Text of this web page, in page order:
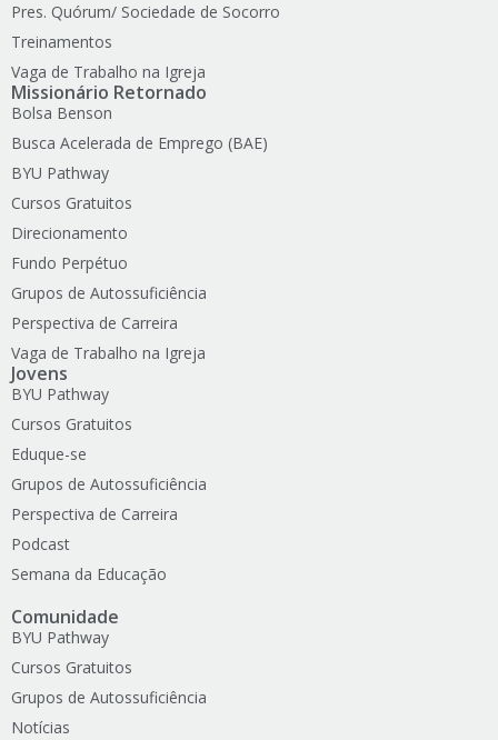
Pres. Quórum/ Sociedade de Socorro
Treinamentos
Vaga de Trabalho na Igreja
Missionário Retornado
Bolsa Benson
Busca Acelerada de Emprego (BAE)
BYU Pathway
Cursos Gratuitos
Direcionamento
Fundo Perpétuo
Grupos de Autossuficiência
Perspectiva de Carreira
Vaga de Trabalho na Igreja
Jovens
BYU Pathway
Cursos Gratuitos
Eduque-se
Grupos de Autossuficiência
Perspectiva de Carreira
Podcast
Semana da Educação
Comunidade
BYU Pathway
Cursos Gratuitos
Grupos de Autossuficiência
Notícias